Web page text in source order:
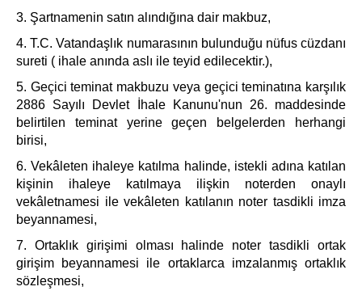
3. Şartnamenin satın alındığına dair makbuz,
4. T.C. Vatandaşlık numarasının bulunduğu nüfus cüzdanı
sureti ( ihale anında aslı ile teyid edilecektir.),
5. Geçici teminat makbuzu veya geçici teminatına karşılık
2886 Sayılı Devlet İhale Kanunu'nun 26. maddesinde
belirtilen teminat yerine geçen belgelerden herhangi
birisi,
6. Vekâleten ihaleye katılma halinde, istekli adına katılan
kişinin ihaleye katılmaya ilişkin noterden onaylı
vekâletnamesi ile vekâleten katılanın noter tasdikli imza
beyannamesi,
7. Ortaklık girişimi olması halinde noter tasdikli ortak
girişim beyannamesi ile ortaklarca imzalanmış ortaklık
sözleşmesi,